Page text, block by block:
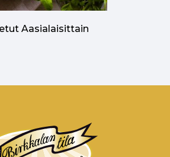
Aasialaisittain